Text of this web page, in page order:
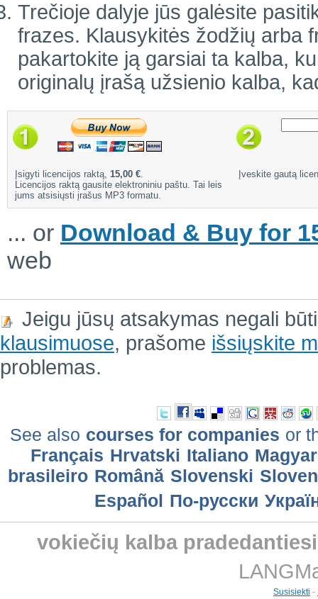
Trečioje dalyje jūs galėsite
frazes. Klausykitės žodžių arba
pakartokite ją garsiai ta kalba,
originalų įrašą užsienio kalba,
Įsigyti licencijos raktą, 15,00 €.
Licencijos raktą gausite elektroniniu paštu. Tai leis
jums atsisiųsti įrašus MP3 formatu.
Įveskite gautą
... or Download & Buy for
web
Jeigu jūsų atsakymas negali
klausimuose, prašome išsiųskite
problemas.
See also courses for companies or
Français Hrvatski Italiano Magyar
brasileiro Română Slovenski
Еspañol По-русски
vokiečių kalba
Susisiekti -